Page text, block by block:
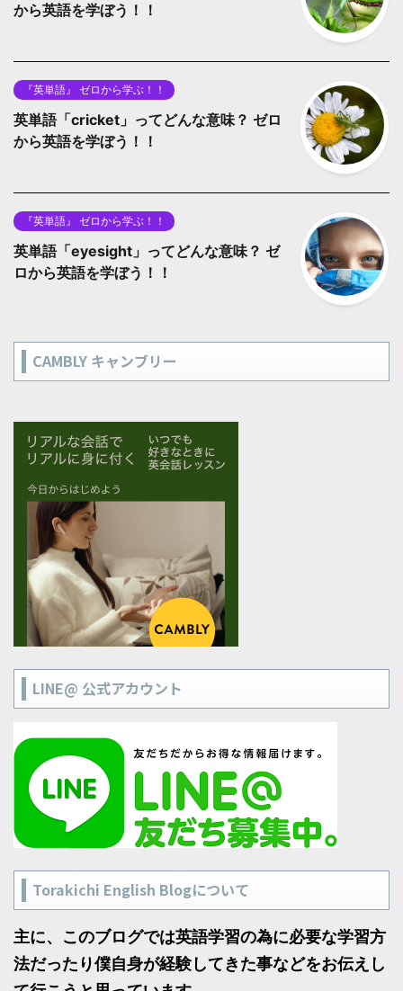
から英語を学ぼう！！
『英単語』 ゼロから学ぶ！！
英単語「cricket」ってどんな意味？ ゼロ
から英語を学ぼう！！
『英単語』 ゼロから学ぶ！！
英単語「eyesight」ってどんな意味？ ゼ
ロから英語を学ぼう！！
CAMBLY キャンブリー
LINE@ 公式アカウント
Torakichi English Blogについて
主に、このブログでは英語学習の為に必要な学習方
法だったり僕自身が経験してきた事などをお伝えし